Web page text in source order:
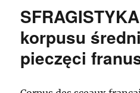
korpusu
pieczęci